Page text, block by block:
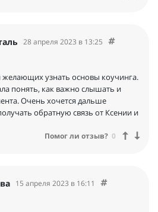
28 апреля 2023 в 13:25
узнать основы коучинга.
понять, как важно слышать и
Очень хочется дальше
обратную связь от Ксении и
Помог ли отзыв? 0
15 апреля 2023 в 16:11